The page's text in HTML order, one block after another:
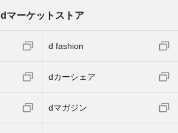
dマーケットストア
d fashion
dカーシェア
dマガジン